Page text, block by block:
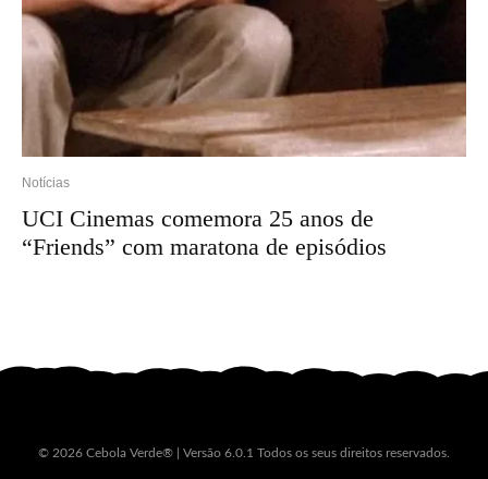
Notícias
UCI Cinemas comemora 25 anos de
“Friends” com maratona de episódios
© 2026 Cebola Verde® | Versão 6.0.1 Todos os seus direitos reservados.